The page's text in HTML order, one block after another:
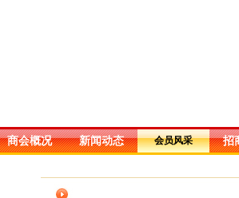
商会概况 新闻动态 会员风采 招